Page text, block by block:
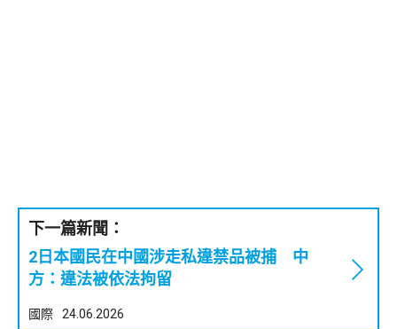
下一篇新聞：
2日本國民在中國涉走私違禁品被捕 中
方：違法被依法拘留
國際 24.06.2026